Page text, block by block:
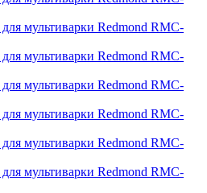
для мультиварки Redmond RMC-
для мультиварки Redmond RMC-
для мультиварки Redmond RMC-
для мультиварки Redmond RMC-
для мультиварки Redmond RMC-
для мультиварки Redmond RMC-